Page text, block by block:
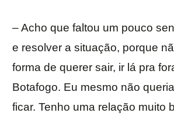
– Acho que faltou um pouco
e resolver a situação, porque
forma de querer sair, ir lá pra
Botafogo. Eu mesmo não
ficar. Tenho uma relação muito